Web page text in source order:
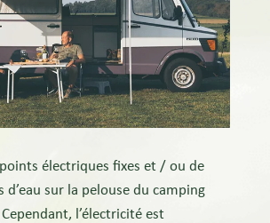
points électriques fixes et / ou de
d’eau sur la pelouse du camping
l’électricité est